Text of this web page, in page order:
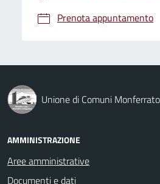
Prenota appuntamento
Unione di Comuni
AMMINISTRAZIONE
Aree amministrative
Documenti e dati